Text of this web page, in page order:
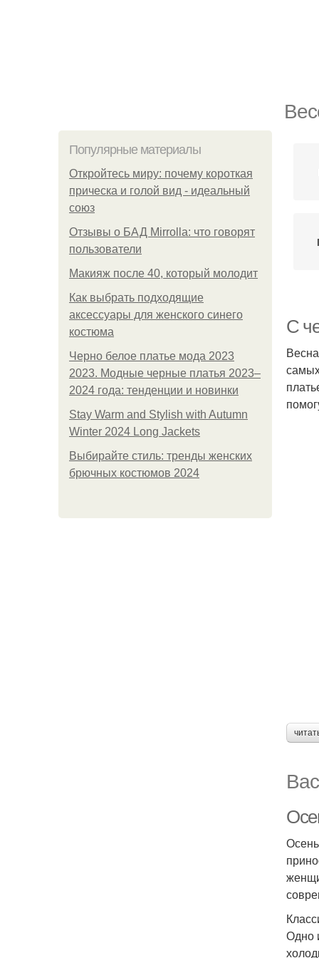
Популярные материалы
Откройтесь миру: почему короткая
прическа и голой вид - идеальный
союз
Отзывы о БАД Mirrolla: что говорят
пользователи
Макияж после 40, который молодит
Как выбрать подходящие
аксессуары для женского синего
костюма
Черно белое платье мода 2023
2023. Модные черные платья 2023–
2024 года: тенденции и новинки
Stay Warm and Stylish with Autumn
Winter 2024 Long Jackets
Выбирайте стиль: тренды женских
брючных костюмов 2024
С
Одно